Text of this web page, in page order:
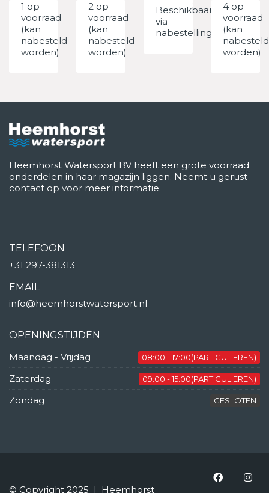
1 op
voorraad
(kan
nabesteld
worden)
2 op
voorraad
(kan
nabesteld
worden)
Beschikbaar
via
nabestelling
4 op
voorraad
(kan
nabesteld
worden)
Heemhorst Watersport BV heeft een grote voorraad
onderdelen in haar magazijn liggen. Neemt u gerust
contact op voor meer informatie:
TELEFOON
+31 297-381313
EMAIL
info@heemhorstwatersport.nl
OPENINGSTIJDEN
Maandag - Vrijdag
08:00 - 17:00(PARTICULIEREN)
Zaterdag 09:00 - 15:00(PARTICULIEREN)
Zondag GESLOTEN
© Copyright 2025 | Heemhorst